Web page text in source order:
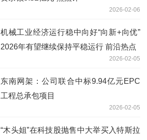
2026-02-06
机械工业经济运行稳中向好“向新+向优”
2026年有望继续保持平稳运行 前沿热点
2026-02-05
东南网架：公司联合中标9.94亿元EPC
工程总承包项目
2026-02-05
“木头姐”在科技股抛售中大举买入特斯拉